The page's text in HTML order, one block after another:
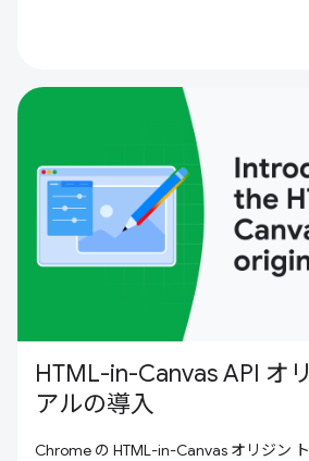
HTML-in-Canvas API オ
アルの導入
Chrome の HTML-in-Canvas オリジン